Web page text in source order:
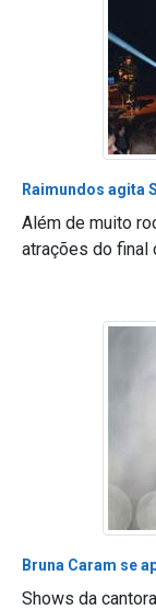
Raimundos agita
Além de muito
atrações do final
Bruna Caram se
Shows da